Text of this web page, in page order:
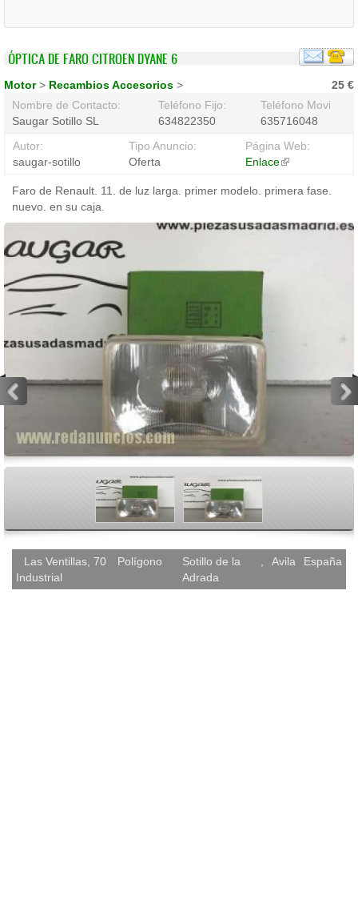
ÓPTICA DE FARO CITROEN DYANE 6
25 €
Motor> Recambios Accesorios >
Nombre de Contacto:
Saugar Sotillo SL
Teléfono Fijo:
634822350
Teléfono Movil:
635716048
Autor:
saugar-sotillo
Tipo Anuncio:
Oferta
Página Web:
Enlace(link
external)
Faro de Renault. 11. de luz larga. primer modelo. primera fase.
nuevo. en su caja.
Las Ventillas, 70
Polígono
Industrial
Sotillo de la
Adrada
Avila España